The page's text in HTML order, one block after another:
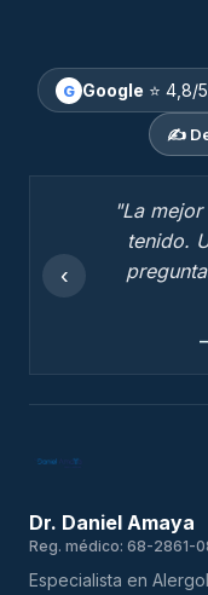
G Google ⭐ 4,8/5
✍️
"La
tenido.
‹
Dr. Daniel Amaya
Reg. médico: 68-2861-
Especialista en